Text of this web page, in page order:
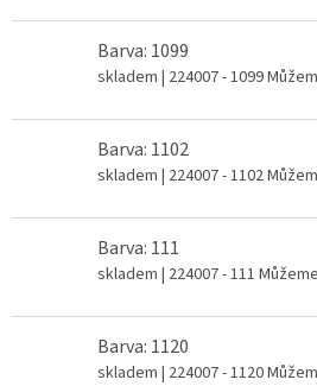
Barva: 1099
skladem | 224007 - 1099
Barva: 1102
skladem | 224007 - 1102
Barva: 111
skladem | 224007 - 111
Barva: 1120
skladem | 224007 - 1120